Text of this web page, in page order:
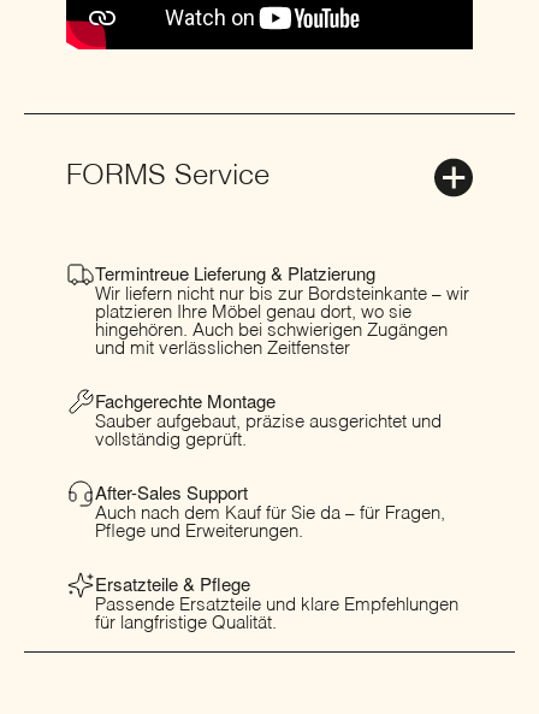
FORMS Service
Termintreue Lieferung & Platzierung
Wir liefern nicht nur bis zur Bordsteinkante – wir
platzieren Ihre Möbel genau dort, wo sie
hingehören. Auch bei schwierigen Zugängen
und mit verlässlichen Zeitfenster
Fachgerechte Montage
Sauber aufgebaut, präzise ausgerichtet und
vollständig geprüft.
After-Sales Support
Auch nach dem Kauf für Sie da – für Fragen,
Pflege und Erweiterungen.
Ersatzteile & Pflege
Passende Ersatzteile und klare Empfehlungen
für langfristige Qualität.